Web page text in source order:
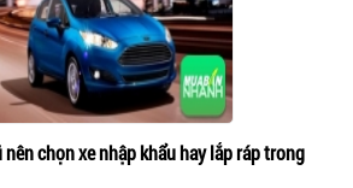
chọn xe nhập khẩu hay lắp ráp trong